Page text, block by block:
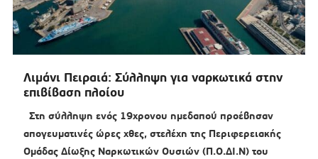
Λιμάνι Πειραιά: Σύλληψη για ναρκωτικά στην
επιβίβαση πλοίου
Στη σύλληψη ενός 19χρονου ημεδαπού προέβησαν
απογευματινές ώρες χθες, στελέχη της Περιφερειακής
Ομάδας Δίωξης Ναρκωτικών Ουσιών (Π.Ο.ΔΙ.Ν) του